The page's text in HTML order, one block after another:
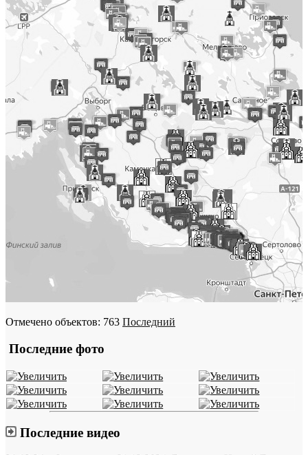
Отмечено объектов: 763 Последний
Последние фото
Последние видео